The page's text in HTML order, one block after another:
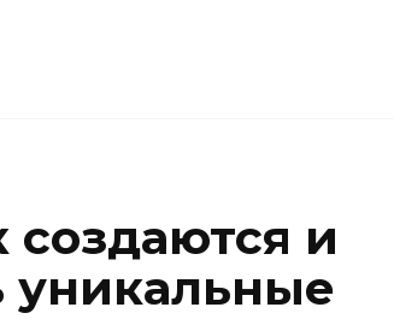
создаются и
уникальные